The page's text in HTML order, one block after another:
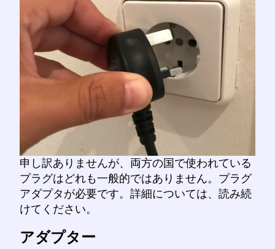
申し訳ありませんが、両方の国で使われている
プラグはどれも一般的ではありません。プラグ
アダプタが必要です。詳細については、読み続
けてください。
アダプター